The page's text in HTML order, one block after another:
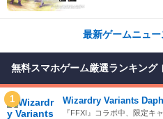
最新ゲームニュ
無料スマホゲーム厳選ランキング
1 Wizardry Variants
『FFXI』コラボ中、限定キ